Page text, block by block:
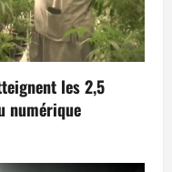
les 2,5
numérique